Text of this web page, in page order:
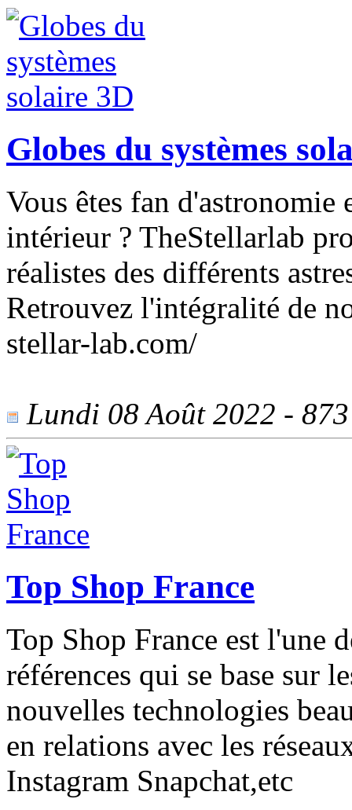
Globes du systèmes
Vous êtes fan d'astronomie
intérieur ? TheStellarlab
réalistes des différents
Retrouvez l'intégralité de
stellar-lab.com/
Lundi 08 Août 2022 -
Top Shop France
Top Shop France est l'une
références qui se base sur
nouvelles technologies
en relations avec les
Instagram Snapchat,etc